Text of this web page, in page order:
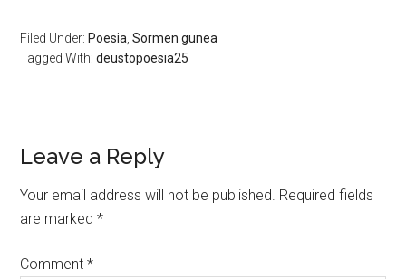
Filed Under: Poesia ,Sormen gunea
Tagged With:deustopoesia25
Leave a Reply
Your email address will not be published. Required fields
are marked*
Comment*